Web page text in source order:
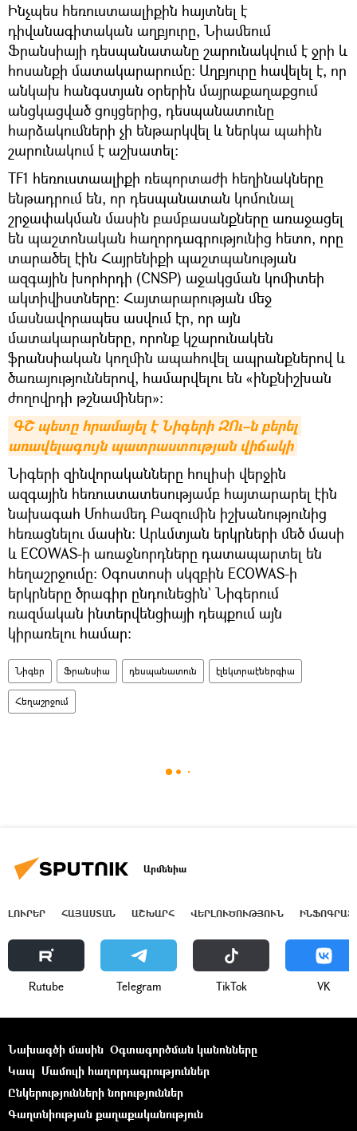
Ինչպես հեռուստաալիքին հայտնել է
դիվանագիտական աղբյուրը, Նիամեում
Ֆրանսիայի դեսպանատանը շարունակվում է ջրի և
հոսանքի մատակարարումը։ Աղբյուրը հավելել է, որ
անկախ հանգստյան օրերին մայրաքաղաքցում
անցկացված ցույցերից, դեսպանատունը
հարձակումների չի ենթարկվել և ներկա պահին
շարունակում է աշխատել։
TF1 հեռուստաալիքի ռեպորտաժի հեղինակները
ենթադրում են, որ դեսպանատան կոմունալ
շրջափակման մասին բամբասանքները առաջացել
են պաշտոնական հաղորդագրությունից հետո, որը
տարածել էին Հայրենիքի պաշտպանության
ազգային խորհրդի (CNSP) աջակցման կոմիտեի
ակտիվիստները։ Հայտարարության մեջ
մասնավորապես ասվում էր, որ այն
մատակարարները, որոնք կշարունակեն
ֆրանսիական կողմին ապահովել ապրանքներով և
ծառայություններով, համարվելու են «ինքնիշխան
ժողովրդի թշնամիներ»։
ԳՇ պետը հրամայել է Նիգերի ԶՈւ–ն բերել
առավելագույն պատրաստության վիճակի
Նիգերի զինվորականները հուլիսի վերջին
ազգային հեռուստատեսությամբ հայտարարել էին
նախագահ Մոհամեդ Բազումին իշխանությունից
հեռացնելու մասին: Արևմտյան երկրների մեծ մասի
և ECOWAS-ի առաջնորդները դատապարտել են
հեղաշրջումը: Օգոստոսի սկզբին ECOWAS-ի
երկրները ծրագիր ընդունեցին` Նիգերում
ռազմական ինտերվենցիայի դեպքում այն
կիրառելու համար:
Նիգեր Ֆրանսիա դեսպանատուն էլեկտրաէներգիա
Հեղաշրջում
Արմենիա
ԼՈՒՐԵՐ ՀԱՅԱՍՏԱՆ ԱՇԽԱՐՀ ՎԵՐԼՈՒԾՈՒԹՅՈՒՆ
Rutube Telegram ТikТоk VK
Նախագծի մասին Օգտագործման կանոնները
Կապ Մամուլի հաղորդագրություններ
Ընկերությունների նորություններ
Գաղտնիության քաղաքականություն